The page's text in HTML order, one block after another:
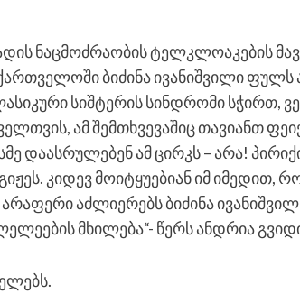
ნაცმოძრაობისტელკლოაკების
ბიძინა ივანიშვილი
სიშტერის სინდრომი სჭირთ,
ამ შემთხვევაშიც თავიანთ
დაასრულებენ ამ ცირკს – არა!
კიდევ მოიტყუებიან იმ იმედით,
აძლიერებს ბიძინა
მხილება“- წერს ანდრია